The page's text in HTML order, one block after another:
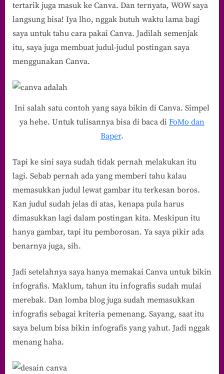
tertarik juga masuk ke Canva. Dan ternyata, WOW saya
langsung bisa! Iya lho, nggak butuh waktu lama bagi
saya untuk tahu cara pakai Canva. Jadilah semenjak
itu, saya juga membuat judul-judul postingan saya
menggunakan Canva.
Ini salah satu contoh yang saya bikin di Canva. Simpel
ya hehe. Untuk tulisannya bisa di baca di FoMo dan
Baper.
Tapi ke sini saya sudah tidak pernah melakukan itu
lagi. Sebab pernah ada yang memberi tahu kalau
memasukkan judul lewat gambar itu terkesan boros.
Kan judul sudah jelas di atas, kenapa pula harus
dimasukkan lagi dalam postingan kita. Meskipun itu
hanya gambar, tapi itu pemborosan. Ya saya pikir ada
benarnya juga, sih.
Jadi setelahnya saya hanya memakai Canva untuk bikin
infografis. Maklum, tahun itu infografis sudah mulai
merebak. Dan lomba blog juga sudah memasukkan
infografis sebagai kriteria pemenang. Sayang, saat itu
saya belum bisa bikin infografis yang yahut. Jadi nggak
menang haha.